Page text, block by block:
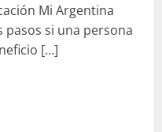
Mi Argentina
si una persona
[…]